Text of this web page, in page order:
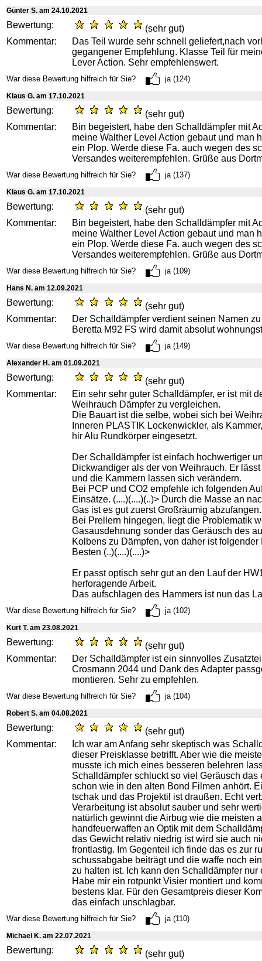
Günter S. am 24.10.2021
Bewertung:
(sehr gut)
Kommentar:
Das Teil wurde sehr schnell geliefert,nach
gegangener Empfehlung. Klasse Teil für
Lever Action. Sehr empfehlenswert.
War diese Bewertung hilfreich für Sie? ja (124)
Klaus G. am 17.10.2021
Bewertung:
(sehr gut)
Kommentar:
Bin begeistert, habe den Schalldämpfer mit
meine Walther Level Action gebaut und man
ein Plop. Werde diese Fa. auch wegen des
Versandes weiterempfehlen. Grüße aus
War diese Bewertung hilfreich für Sie? ja (137)
Klaus G. am 17.10.2021
Bewertung:
(sehr gut)
Kommentar:
Bin begeistert, habe den Schalldämpfer mit
meine Walther Level Action gebaut und man
ein Plop. Werde diese Fa. auch wegen des
Versandes weiterempfehlen. Grüße aus
War diese Bewertung hilfreich für Sie? ja (109)
Hans N. am 12.09.2021
Bewertung:
(sehr gut)
Kommentar:
Der Schalldämpfer verdient seinen Namen
Beretta M92 FS wird damit absolut
War diese Bewertung hilfreich für Sie? ja (149)
Alexander H. am 01.09.2021
Bewertung:
(sehr gut)
Kommentar:
Ein sehr sehr guter Schalldämpfer, er ist mit
Weihrauch Dämpfer zu vergleichen.
Die Bauart ist die selbe, wobei sich bei
Inneren PLASTIK Lockenwickler, als
hir Alu Rundkörper eingesetzt.
Der Schalldämpfer ist einfach hochwertiger
Dickwandiger als der von Weihrauch. Er
und die Kammern lassen sich verändern.
Bei PCP und CO2 empfehle ich folgenden
Einsätze. (....)(....)(..)> Durch die Masse an
Gas ist es gut zuerst Großräumig abzufangen.
Bei Prellern hingegen, liegt die Problematik
Gasausdehnung sonder das Geräusch des
Kolbens zu Dämpfen, von daher ist folgender
Besten (..)(....)(....)>
Er passt optisch sehr gut an den Lauf der
herforagende Arbeit.
Das aufschlagen des Hammers ist nun das
War diese Bewertung hilfreich für Sie? ja (102)
Kurt T. am 23.08.2021
Bewertung:
(sehr gut)
Kommentar:
Der Schalldämpfer ist ein sinnvolles
Crosmann 2044 und Dank des Adapter
montieren. Sehr zu empfehlen.
War diese Bewertung hilfreich für Sie? ja (104)
Robert S. am 04.08.2021
Bewertung:
(sehr gut)
Kommentar:
Ich war am Anfang sehr skeptisch was
dieser Preisklasse betrifft. Aber wie die
musste ich mich eines besseren belehren
Schalldämpfer schluckt so viel Geräusch das
schon wie in den alten Bond Filmen anhört.
tschak und das Projektil ist draußen. Echt
Verarbeitung ist absolut sauber und sehr
natürlich gewinnt die Airbug wie die meisten
handfeuerwaffen an Optik mit dem
das Gewicht relativ niedrig ist wird sie auch
frontlastig. Im Gegenteil ich finde das es zur
schussabgabe beiträgt und die waffe noch
zu halten ist. Ich kann den Schalldämpfer nur
Habe mir ein rotpunkt Visier montiert und
bestens klar. Für den Gesamtpreis dieser
das einfach unschlagbar.
War diese Bewertung hilfreich für Sie? ja (110)
Michael K. am 22.07.2021
Bewertung:
(sehr gut)